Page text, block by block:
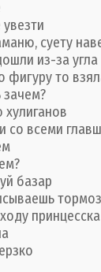
суету
из-за угла
фигуру то
со всеми
базар
принцесска